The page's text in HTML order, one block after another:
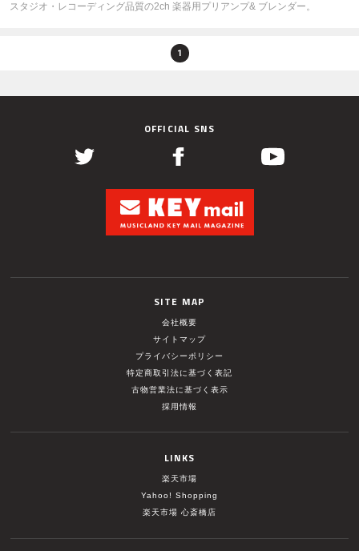
スタジオ・レコーディング品質の2ch 楽器用プリアンプ& ブレンダー。
1
OFFICIAL SNS
SITE MAP
会社概要
サイトマップ
プライバシーポリシー
特定商取引法に基づく表記
古物営業法に基づく表示
採用情報
LINKS
楽天市場
Yahoo! Shopping
楽天市場 心斎橋店